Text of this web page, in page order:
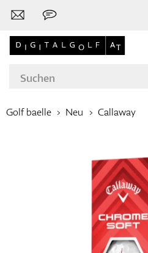
Golf baelle Neu Callaway